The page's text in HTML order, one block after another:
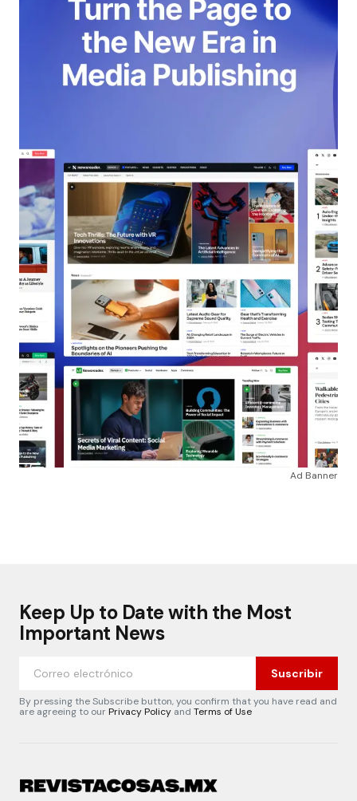
Ad Banner
Keep Up to Date with the Most
Important News
Suscribir
By pressing the Subscribe button, you confirm that you have read and
are agreeing to ourPrivacy Policy and Terms of Use